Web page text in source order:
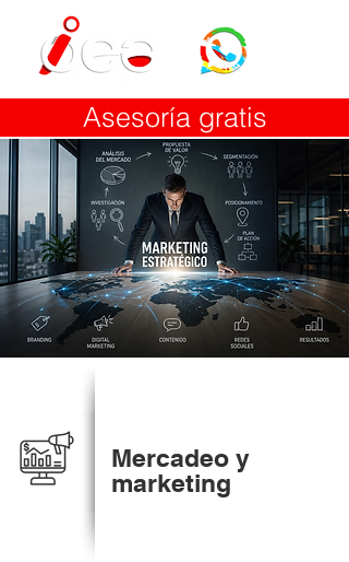
Asesoría gratis
Mercadeo y
marketing